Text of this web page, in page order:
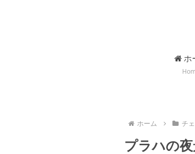
ホ
ホーム チ
プラハの